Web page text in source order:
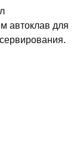
автоклав для